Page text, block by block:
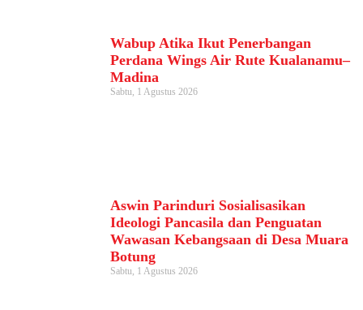
Wabup Atika Ikut Penerbangan
Perdana Wings Air Rute Kualanamu–
Madina
Sabtu, 1 Agustus 2026
Aswin Parinduri Sosialisasikan
Ideologi Pancasila dan Penguatan
Wawasan Kebangsaan di Desa Muara
Botung
Sabtu, 1 Agustus 2026